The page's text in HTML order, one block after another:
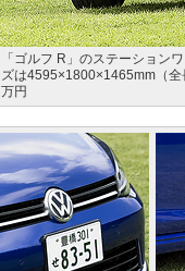
「ゴルフ R」のステーション
ズは4595×1800×1465mm（
万円